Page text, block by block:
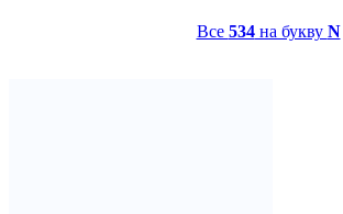
Все 534на букву N